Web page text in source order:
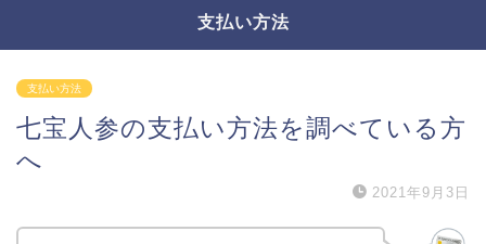
支払い方法
支払い方法
七宝人参の支払い方法を調べている方
へ
2021年9月3日